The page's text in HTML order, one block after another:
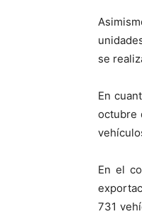
se
En
octubre
En el
731